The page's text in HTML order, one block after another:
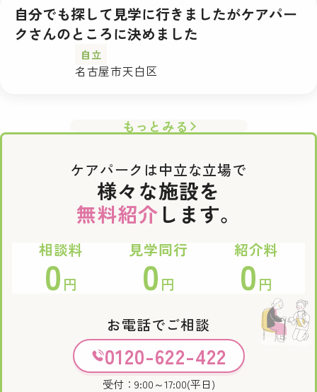
自分でも探して見学に行きましたがケアパー
クさんのところに決めました
自立
名古屋市天白区
もっとみる
ケアパークは中立な立場で
様々な施設を
無料紹介 します。
相談料
0 円
見学同行
0 円
紹介料
0 円
お電話でご相談
0120-622-422
受付：9:00～17:00(平日)